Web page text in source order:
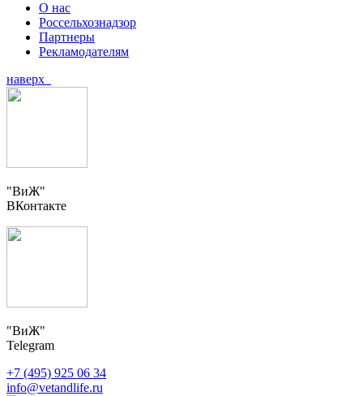
О нас
Россельхознадзор
Партнеры
Рекламодателям
наверх
"ВиЖ"
ВКонтакте
"ВиЖ"
Telegram
+7 (495) 925 06 34
info@vetandlife.ru